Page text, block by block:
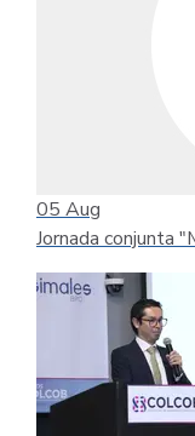
05 Aug
Jornada conjunta